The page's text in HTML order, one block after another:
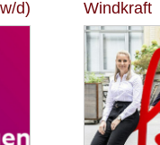
d)
Windkraft